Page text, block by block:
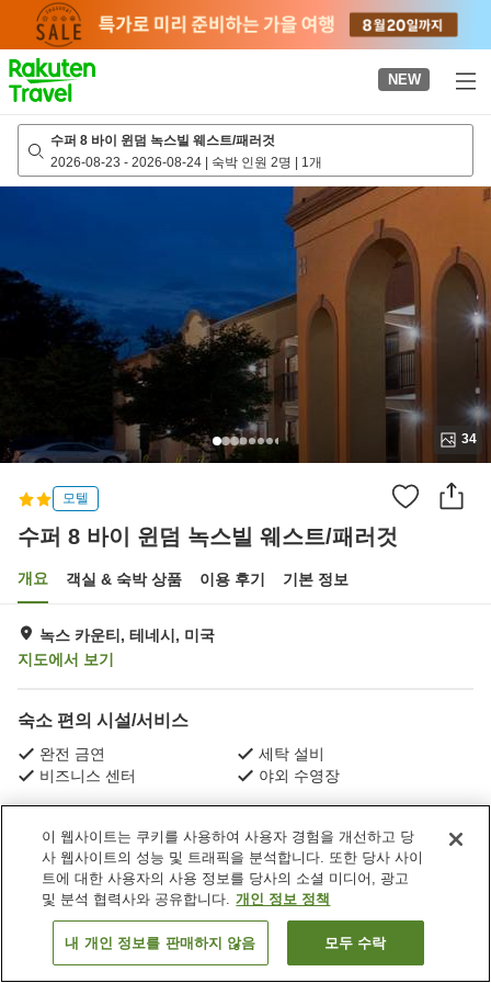
page
NEW
수퍼 8 바이 윈덤 녹스빌 웨스트/패러것
2026-08-23 - 2026-08-24 | 숙박 인원 2명 | 1개
34
모텔
수퍼 8 바이 윈덤 녹스빌 웨스트/패러것
개요 객실 & 숙박 상품 이용 후기 기본 정보
녹스 카운티, 테네시, 미국
지도에서 보기
숙소 편의 시설/서비스
완전 금연
세탁 설비
비즈니스 센터
야외 수영장
미국 테네시
녹스 카운티
수퍼 8 바이 윈덤 녹스빌 웨스트/패러것
객실 보기
이 웹사이트는 쿠키를 사용하여 사용자 경험을 개선하고 당
사 웹사이트의 성능 및 트래픽을 분석합니다. 또한 당사 사이
트에 대한 사용자의 사용 정보를 당사의 소셜 미디어, 광고
및 분석 협력사와 공유합니다. 개인 정보 정책
내 개인 정보를 판매하지 않음 모두 수락